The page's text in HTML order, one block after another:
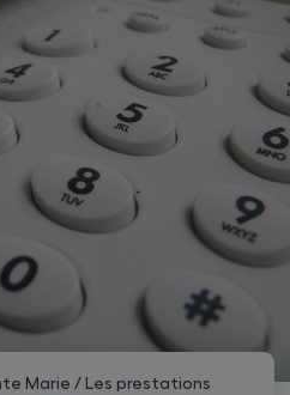
Marie / Les prestations